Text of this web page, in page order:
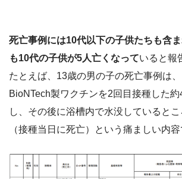
死亡事例には10代以下の子供たちも含
も10代の子供が5人亡くなっていると報
たとえば、13歳の男の子の死亡事例は
BioNTech製ワクチンを2回目接種した
し、その後に浴槽内で水没していると
（接種当日に死亡）という痛ましい内容